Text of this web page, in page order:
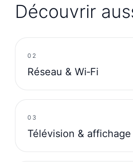
Découvrir
02
Réseau & Wi‑Fi
03
Télévision & affichage